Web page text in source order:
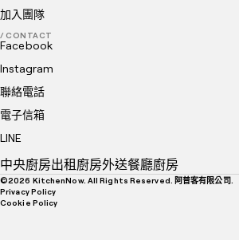
加入團隊
/ CONTACT
Facebook
Instagram
聯絡電話
電子信箱
LINE
中央廚房出租廚房外送餐廳廚房
©2026 KitchenNow. All Rights Reserved. 阿普客有限公司.
Privacy Policy
Cookie Policy